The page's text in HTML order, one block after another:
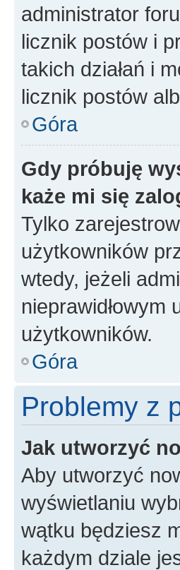
administrator
licznik postów i
takich działań i
licznik postów
Góra
Gdy próbuję
każe mi się
Tylko
użytkowników
wtedy, jeżeli
użytkowników.
Góra
Problemy z
Jak utworzyć
Aby utworzyć
wyświetlaniu
wątku będziesz
każdym dziale